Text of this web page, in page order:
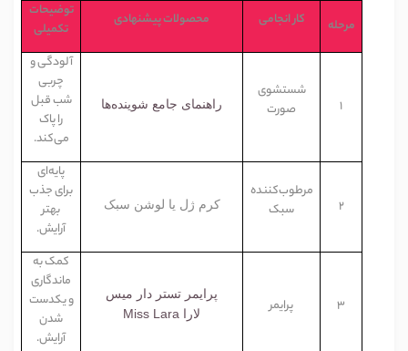
مرحله کار انجامی محصولات پیشنهادی
توضیحات
تکمیلی
1
شستشوی
صورت
راهنمای جامع شوینده‌ها
آلودگی و
چربی
شب قبل
را پاک
می‌کند.
2
مرطوب‌کننده
سبک
کرم ژل یا لوشن سبک
پایه‌ای
برای جذب
بهتر
آرایش.
3 پرایمر
پرایمر تستر دار میس
لارا Miss Lara
کمک به
ماندگاری
و یکدست
شدن
آرایش.